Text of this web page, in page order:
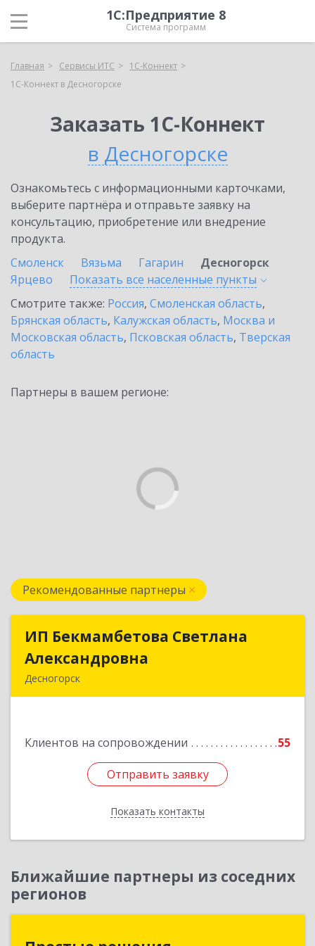
1С:Предприятие 8
Система программ
Главная Сервисы ИТС
1С-Коннект
1С-Коннект в Десногорске
Заказать 1С-Коннект
в Десногорске
Ознакомьтесь с информационными карточками,
выберите партнёра и отправьте заявку на
консультацию, приобретение или внедрение
продукта.
Смоленск
Вязьма Гагарин
Десногорск
Ярцево
Показать все населенные пункты
Смотрите также: Россия, Смоленская область,
Брянская область, Калужская область, Москва и
Московская область, Псковская область, Тверская
область
Партнеры в вашем регионе:
Рекомендованные партнеры
ИП Бекмамбетова Светлана
Александровна
Десногорск
Клиентов на сопровождении 55
Отправить заявку
Показать контакты
ИП Бекмамбетова Светлана
Подробнее
Отправить заявку
Назад
Ближайшие партнеры из соседних
регионов